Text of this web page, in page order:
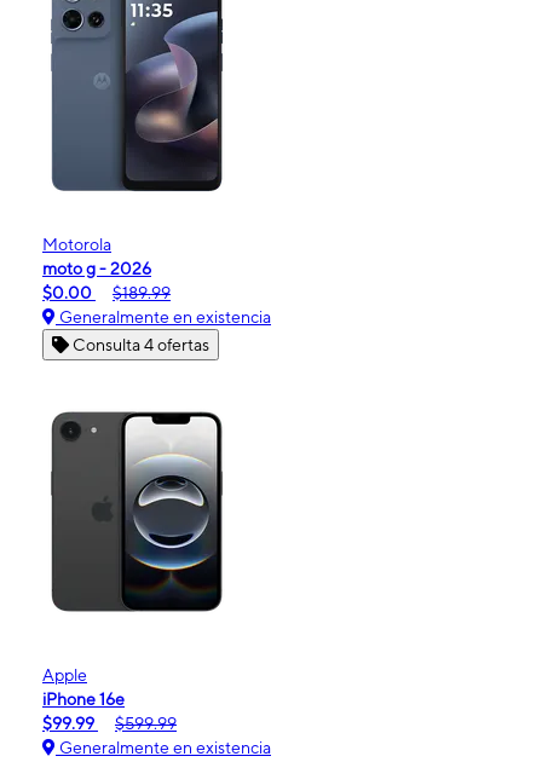
Motorola
moto g - 2026
$0.00
$189.99
Generalmente en existencia
Consulta 4 ofertas
Apple
iPhone 16e
$99.99
$599.99
Generalmente en existencia